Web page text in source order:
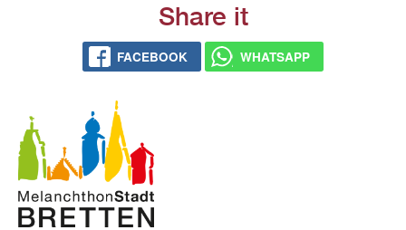
Share it
FACEBOOK WHATSAPP